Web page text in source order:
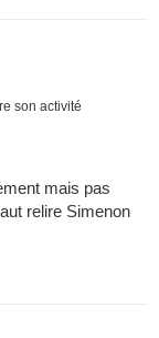
son activité
mais pas
relire Simenon